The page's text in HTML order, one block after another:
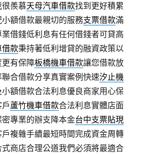
羨慕天母汽車借款找到更好積累
額借款最親切的服務支票借款滿
借錢低利息有任何借錢者可貸高
借款秉持著低利增貸的融資政策以
有保障板橋機車借款讓您借款放
合借款分享真實案例快速汐止機
額借款合法利息優良商家用心保
蘆竹機車借款合法利息實體店面
專業的辦支降本金台中支票貼現
複雜手續最短時間完成資金周轉
式商店合理公道我們必須將最適合